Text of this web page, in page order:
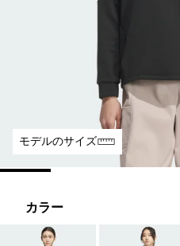
モデルのサイズ
カラー